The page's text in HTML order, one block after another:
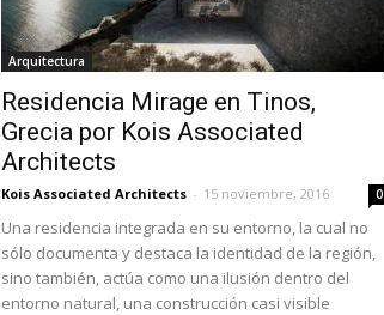
Arquitectura
Residencia Mirage en Tinos,
Grecia por Kois Associated
Architects
Kois Associated Architects - 15 noviembre, 2016 0
Una residencia integrada en su entorno, la cual no
sólo documenta y destaca la identidad de la región,
sino también, actúa como una ilusión dentro del
entorno natural, una construcción casi visible